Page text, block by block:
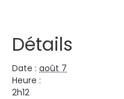
Détails
Date : août 7
Heure :
2h12